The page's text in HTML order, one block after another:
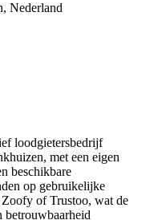
Nederland
loodgietersbedrijf
met een eigen
beschikbare
op gebruikelijke
of Trustoo, wat de
betrouwbaarheid